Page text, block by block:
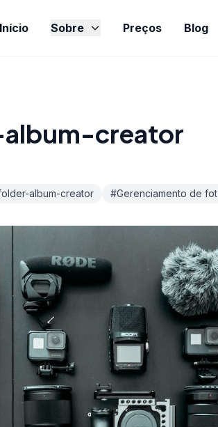
Início Sobre Preços Blog
creator
album-creator #Gerenciamento de